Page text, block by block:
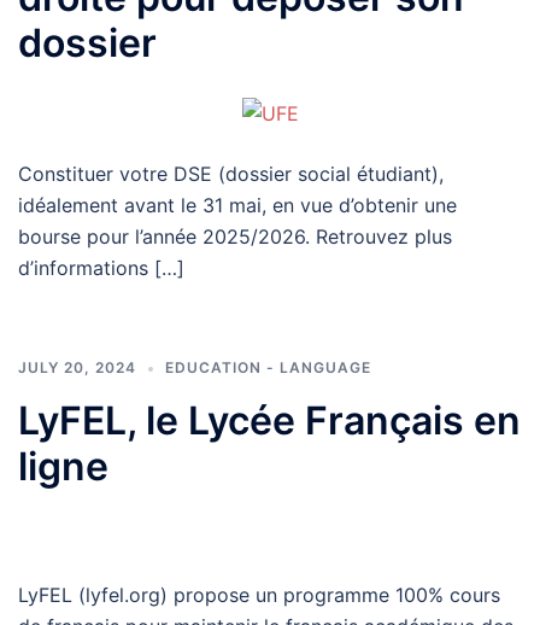
dossier
Constituer votre DSE (dossier social étudiant),
idéalement avant le 31 mai, en vue d’obtenir une
bourse pour l’année 2025/2026. Retrouvez plus
d’informations […]
JULY 20, 2024 EDUCATION - LANGUAGE
LyFEL, le Lycée Français en
ligne
LyFEL (lyfel.org) propose un programme 100% cours